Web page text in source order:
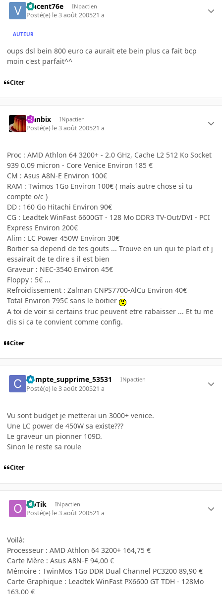
vincent76e INpactien
Posté(e) le 3 août 200521 a
AUTEUR
oups dsl bein 800 euro ca aurait ete bein plus ca fait bcp
moin c'est parfait^^
Citer
Flanbix INpactien
Posté(e) le 3 août 200521 a
Proc : AMD Athlon 64 3200+ - 2.0 GHz, Cache L2 512 Ko Socket
939 0.09 micron - Core Venice Environ 185 €
CM : Asus A8N-E Environ 100€
RAM : Twimos 1Go Environ 100€ ( mais autre chose si tu
compte o/c )
DD : 160 Go Hitachi Environ 90€
CG : Leadtek WinFast 6600GT - 128 Mo DDR3 TV-Out/DVI - PCI
Express Environ 200€
Alim : LC Power 450W Environ 30€
Boitier sa depend de tes gouts ... Trouve en un qui te plait et j
essairait de te dire s il est bien
Graveur : NEC-3540 Environ 45€
Floppy : 5€ ...
Refroidissement : Zalman CNPS7700-AlCu Environ 40€
Total Environ 795€ sans le boitier
A toi de voir si certains truc peuvent etre rabaisser ... Et tu me
dis si ca te convient comme config.
Citer
Compte_supprime_53531 INpactien
Posté(e) le 3 août 200521 a
Vu sont budget je metterai un 3000+ venice.
Une LC power de 450W sa existe???
Le graveur un pionner 109D.
Sinon le reste sa roule
Citer
OpTik INpactien
Posté(e) le 3 août 200521 a
Voilà:
Processeur : AMD Athlon 64 3200+ 164,75 €
Carte Mère : Asus A8N-E 94,00 €
Mémoire : TwinMos 1Go DDR Dual Channel PC3200 89,90 €
Carte Graphique : Leadtek WinFast PX6600 GT TDH - 128Mo
163,00 €